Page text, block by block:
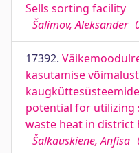
Sells sorting facility
Šalimov, Aleksander
17392.
kasutamise
potential for utilizing
waste heat in district
Šalkauskiene, Anfisa